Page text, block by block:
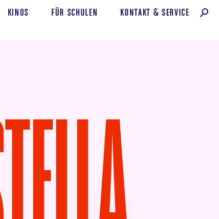
KINOS FÜR SCHULEN KONTAKT & SERVICE